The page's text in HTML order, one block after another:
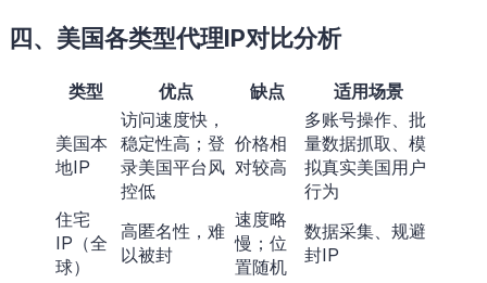
四、美国各类型代理IP对比分析
类型 优点 缺点 适用场景
美国本
地IP
访问速度快，
稳定性高；登
录美国平台风
控低
价格相
对较高
多账号操作、批
量数据抓取、模
拟真实美国用户
行为
住宅
IP（全
球）
高匿名性，难
以被封
速度略
慢；位
置随机
数据采集、规避
封IP